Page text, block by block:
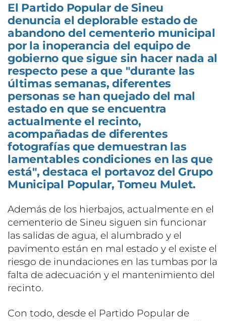
El Partido Popular de Sineu
denuncia el deplorable estado de
abandono del cementerio municipal
por la inoperancia del equipo de
gobierno que sigue sin hacer nada al
respecto pese a que "durante las
últimas semanas, diferentes
personas se han quejado del mal
estado en que se encuentra
actualmente el recinto,
acompañadas de diferentes
fotografías que demuestran las
lamentables condiciones en las que
está", destaca el portavoz del Grupo
Municipal Popular, Tomeu Mulet.
Además de los hierbajos, actualmente en el
cementerio de Sineu siguen sin funcionar
las salidas de agua, el alumbrado y el
pavimento están en mal estado y el existe el
riesgo de inundaciones en las tumbas por la
falta de adecuación y el mantenimiento del
recinto.
Con todo, desde el Partido Popular de